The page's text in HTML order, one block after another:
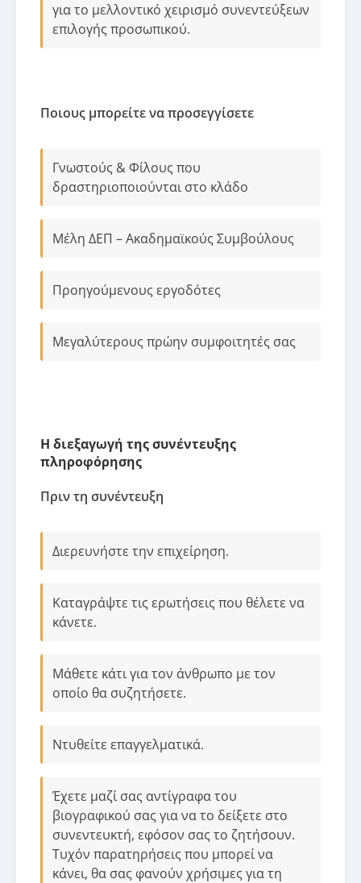
για το μελλοντικό χειρισμό συνεντεύξεων
επιλογής προσωπικού.
Ποιους μπορείτε να προσεγγίσετε
Γνωστούς & Φίλους που
δραστηριοποιούνται στο κλάδο
Μέλη ΔΕΠ – Ακαδημαϊκούς Συμβούλους
Προηγούμενους εργοδότες
Μεγαλύτερους πρώην συμφοιτητές σας
Η διεξαγωγή της συνέντευξης
πληροφόρησης
Πριν τη συνέντευξη
Διερευνήστε την επιχείρηση.
Καταγράψτε τις ερωτήσεις που θέλετε να
κάνετε.
Μάθετε κάτι για τον άνθρωπο με τον
οποίο θα συζητήσετε.
Ντυθείτε επαγγελματικά.
Έχετε μαζί σας αντίγραφα του
βιογραφικού σας για να το δείξετε στο
συνεντευκτή, εφόσον σας το ζητήσουν.
Τυχόν παρατηρήσεις που μπορεί να
κάνει, θα σας φανούν χρήσιμες για τη